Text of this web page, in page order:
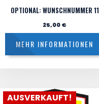
OPTIONAL: WUNSCHNUMMER 11
25,00€
MEHR INFORMATIONEN
AUSVERKAUFT!